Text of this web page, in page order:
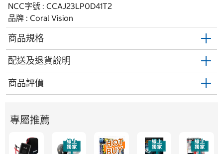
NCC字號 : CCAJ23LP0D41T2
品牌 : Coral Vision
商品規格
配送及退貨說明
商品評價
專屬推薦